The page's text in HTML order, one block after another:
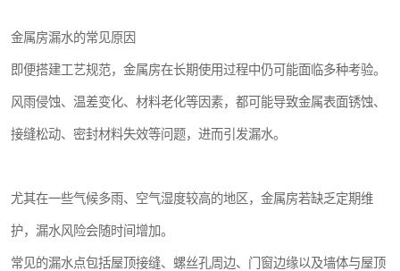
金属房漏水的常见原因
即便搭建工艺规范，金属房在长期使用过程中仍可能面临多种考验。
风雨侵蚀、温差变化、材料老化等因素，都可能导致金属表面锈蚀、
接缝松动、密封材料失效等问题，进而引发漏水。
尤其在一些气候多雨、空气湿度较高的地区，金属房若缺乏定期维
护，漏水风险会随时间增加。
常见的漏水点包括屋顶接缝、螺丝孔周边、门窗边缘以及墙体与屋顶